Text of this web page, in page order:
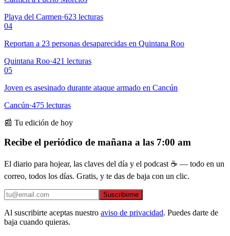
Playa del Carmen·623 lecturas
04
Reportan a 23 personas desaparecidas en Quintana Roo
Quintana Roo·421 lecturas
05
Joven es asesinado durante ataque armado en Cancún
Cancún·475 lecturas
📰 Tu edición de hoy
Recibe el periódico de mañana a las 7:00 am
El diario para hojear, las claves del día y el podcast ☕ — todo en un
correo, todos los días. Gratis, y te das de baja con un clic.
Suscribirme
Al suscribirte aceptas nuestro aviso de privacidad. Puedes darte de
baja cuando quieras.